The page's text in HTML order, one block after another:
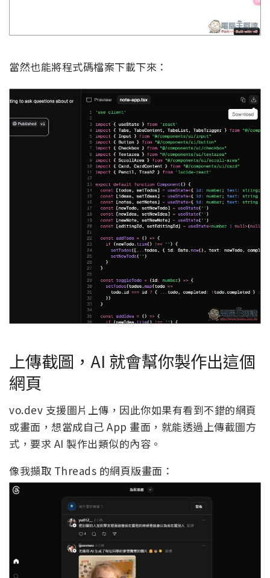
當然也能將程式碼檔案下載下來：
上傳截圖，AI 就會幫你製作出這個
網頁
vo.dev 支援圖片上傳，因此你如果有看到不錯的網頁
或畫面，想當成自己 App 畫面，就能透過上傳截圖方
式，要求 AI 製作出類似的內容。
像我擷取 Threads 的網頁版畫面：